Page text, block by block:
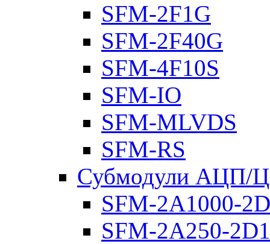
SFM-2F1G
SFM-2F40G
SFM-4F10S
SFM-IO
SFM-MLVDS
SFM-RS
Субмодули АЦП/
SFM-2A1000-
SFM-2A250-